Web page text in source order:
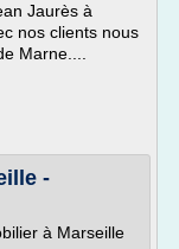
Jaurès à
nos clients nous
Marne....
-
à Marseille